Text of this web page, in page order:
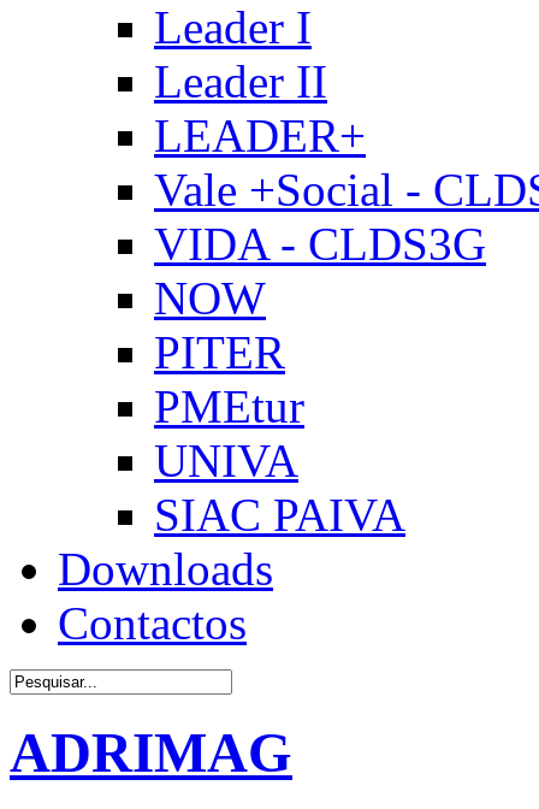
Leader I
Leader II
LEADER+
Vale +Social -
VIDA - CLDS3G
NOW
PITER
PMEtur
UNIVA
SIAC PAIVA
Downloads
Contactos
ADRIMAG